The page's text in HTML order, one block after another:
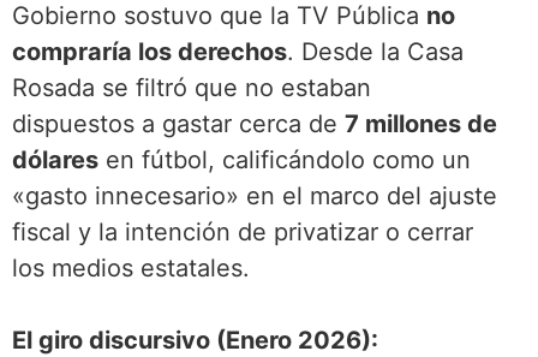
Gobierno sostuvo que la TV Pública no
compraría los derechos. Desde la Casa
Rosada se filtró que no estaban
dispuestos a gastar cerca de 7 millones de
dólares en fútbol, calificándolo como un
«gasto innecesario» en el marco del ajuste
fiscal y la intención de privatizar o cerrar
los medios estatales.
El giro discursivo (Enero 2026):